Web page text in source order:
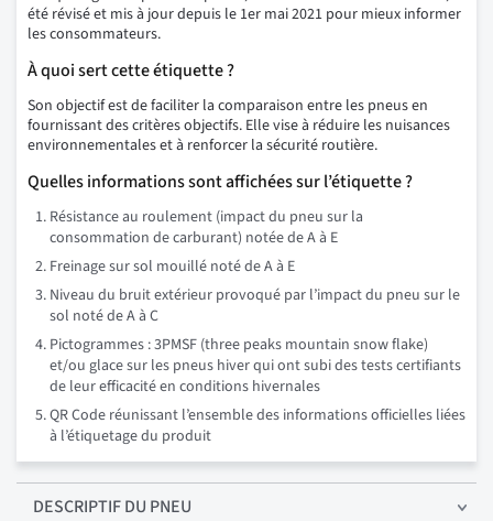
été révisé et mis à jour depuis le 1er mai 2021 pour mieux informer
les consommateurs.
À quoi sert cette étiquette ?
Son objectif est de faciliter la comparaison entre les pneus en
fournissant des critères objectifs. Elle vise à réduire les nuisances
environnementales et à renforcer la sécurité routière.
Quelles informations sont affichées sur l’étiquette ?
Résistance au roulement (impact du pneu sur la
consommation de carburant) notée de A à E
Freinage sur sol mouillé noté de A à E
Niveau du bruit extérieur provoqué par l’impact du pneu sur le
sol noté de A à C
Pictogrammes : 3PMSF (three peaks mountain snow flake)
et/ou glace sur les pneus hiver qui ont subi des tests certifiants
de leur efficacité en conditions hivernales
QR Code réunissant l’ensemble des informations officielles liées
à l’étiquetage du produit
DESCRIPTIFDU PNEU